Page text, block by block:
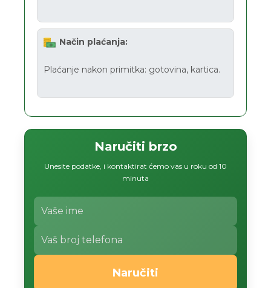
Način plaćanja:
Plaćanje nakon primitka: gotovina, kartica.
Naručiti brzo
Unesite podatke, i kontaktirat ćemo vas u roku od 10
minuta
Naručiti